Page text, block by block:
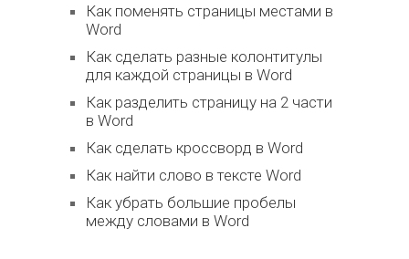
Как поменять страницы местами в
Word
Как сделать разные колонтитулы
для каждой страницы в Word
Как разделить страницу на 2 части
в Word
Как сделать кроссворд в Word
Как найти слово в тексте Word
Как убрать большие пробелы
между словами в Word